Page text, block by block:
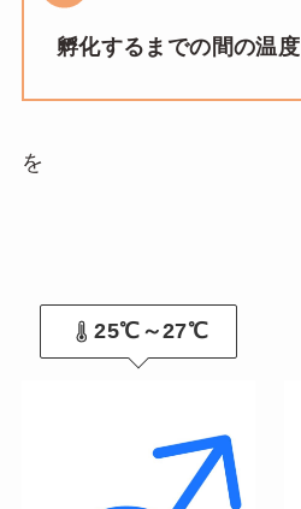
孵化するまでの間の温度
を
25℃～27℃